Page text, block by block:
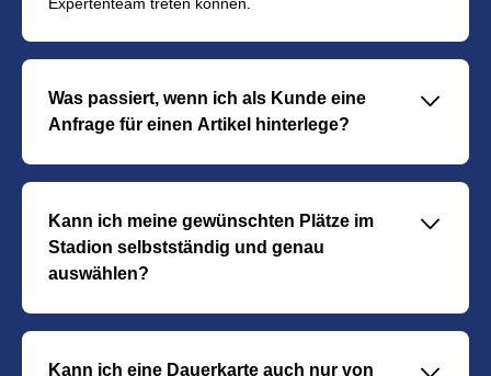
Expertenteam treten können.
Was passiert, wenn ich als Kunde eine
Anfrage für einen Artikel hinterlege?
􀆈
Über die Schaltfläche "Anfrage" können Sie sich direkt
setzen und sich ausführlich über Ihr Abonnement
beraten lassen. Das Team wird sich so schnell wie
möglich mit Ihnen in Verbindung setzen.
Kann ich meine gewünschten Plätze im
Stadion selbstständig und genau
auswählen?
􀆈
Je nach Verfügbarkeit, kann auf die Platzwünsche
Kann ich eine Dauerkarte auch nur von